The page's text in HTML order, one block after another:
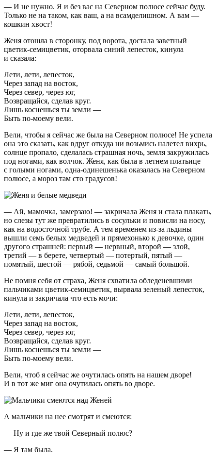
— И не нужно. Я и без вас на Северном полюсе сейчас буду.
Только не на таком, как ваш, а на всамделишном. А вам —
кошкин хвост!
Женя отошла в сторонку, под ворота, достала заветный
цветик-семицветик, оторвала синий лепесток, кинула
и сказала:
Лети, лети, лепесток,
Через запад на восток,
Через север, через юг,
Возвращайся, сделав круг.
Лишь коснешься ты земли —
Быть по-моему вели.
Вели, чтобы я сейчас же была на Северном полюсе! Не успела
она это сказать, как вдруг откуда ни возьмись налетел вихрь,
солнце пропало, сделалась страшная ночь, земля закружилась
под ногами, как волчок. Женя, как была в летнем платьице
с голыми ногами, одна-одинешенька оказалась на Северном
полюсе, а мороз там сто градусов!
— Ай, мамочка, замерзаю! — закричала Женя и стала плакать,
но слезы тут же превратились в сосульки и повисли на носу,
как на водосточной трубе. А тем временем из-за льдины
вышли семь белых медведей и прямехонько к девочке, один
другого страшней: первый — нервный, второй — злой,
третий — в берете, четвертый — потертый, пятый —
помятый, шестой — рябой, седьмой — самый большой.
Не помня себя от страха, Женя схватила обледеневшими
пальчиками цветик-семицветик, вырвала зеленый лепесток,
кинула и закричала что есть мочи:
Лети, лети, лепесток,
Через запад на восток,
Через север, через юг,
Возвращайся, сделав круг.
Лишь коснешься ты земли —
Быть по-моему вели.
Вели, чтоб я сейчас же очутилась опять на нашем дворе!
И в тот же миг она очутилась опять во дворе.
А мальчики на нее смотрят и смеются:
— Ну и где же твой Северный полюс?
— Я там была.